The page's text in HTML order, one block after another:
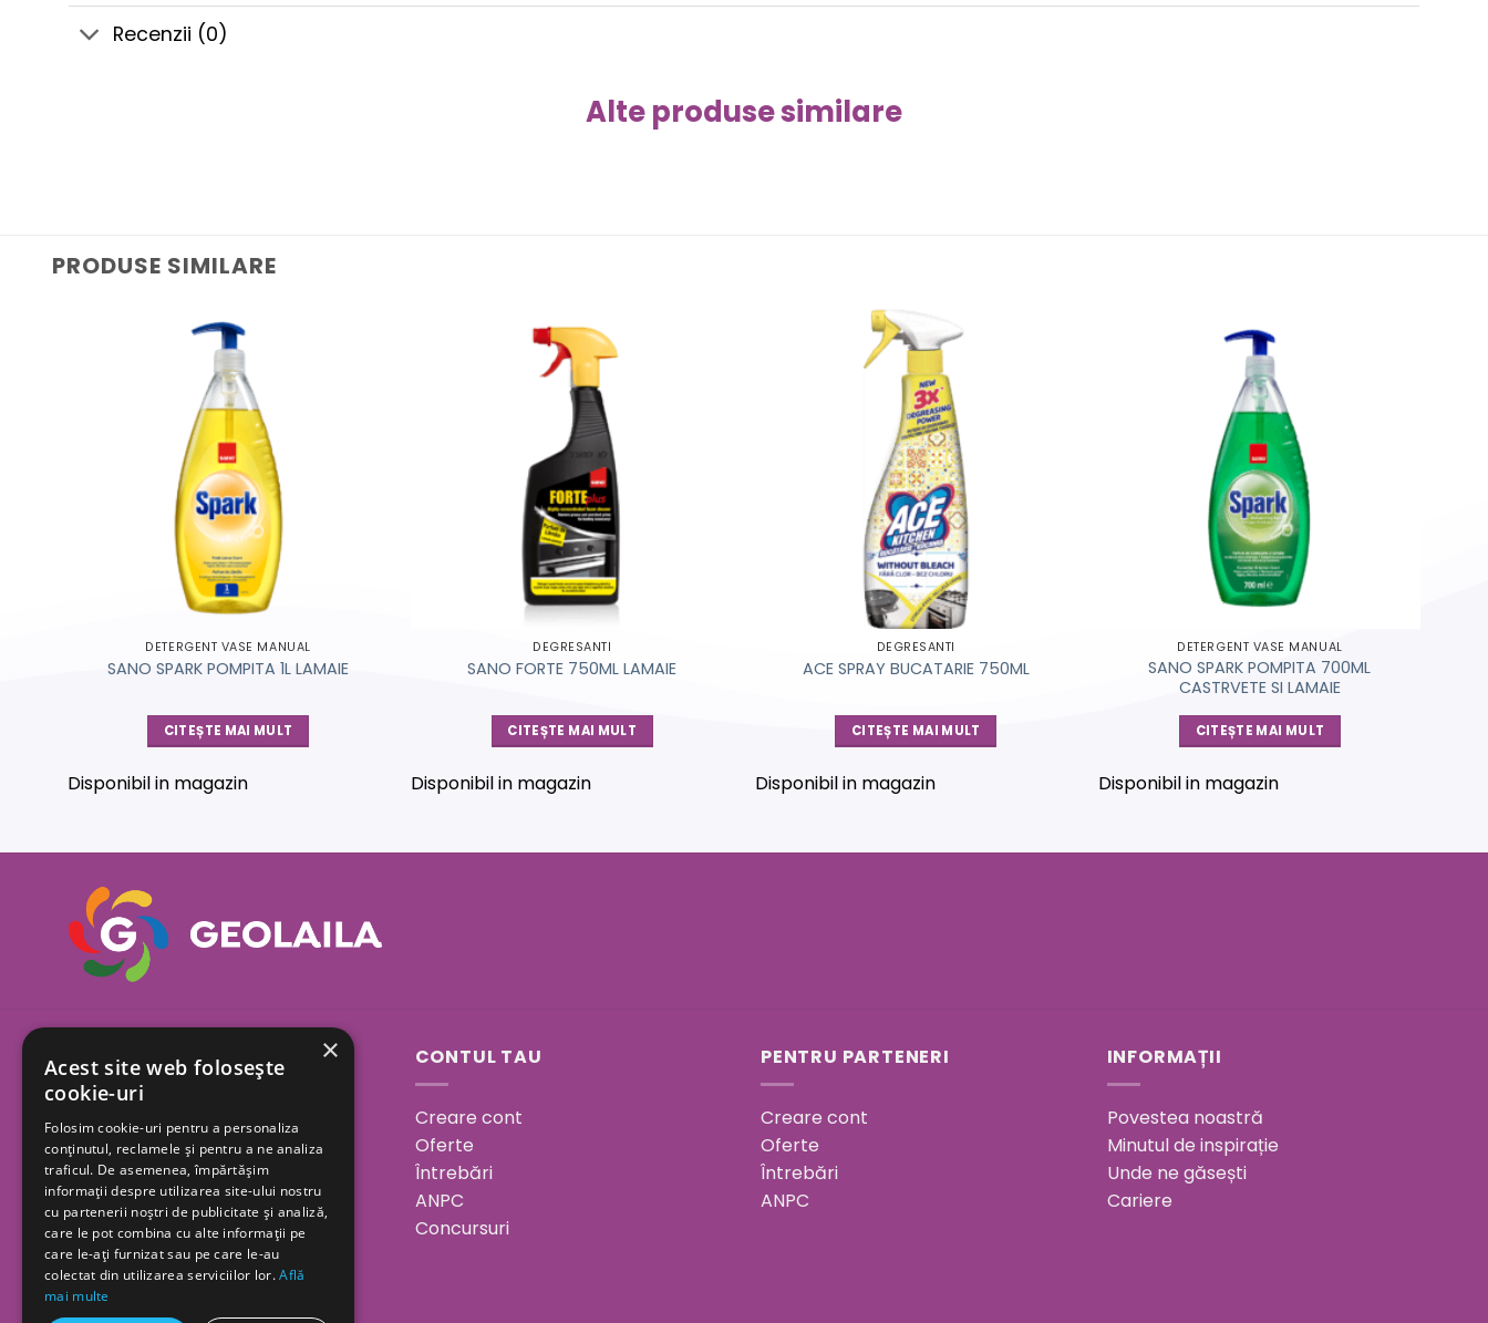
Recenzii (0)
Alte produse similare
PRODUSE SIMILARE
DETERGENT VASE MANUAL
SANO SPARK POMPITA 1L LAMAIE
CITEȘTE MAI MULT
Disponibil in magazin
DEGRESANTI
SANO FORTE 750ML LAMAIE
CITEȘTE MAI MULT
Disponibil in magazin
DEGRESANTI
ACE SPRAY BUCATARIE 750ML
CITEȘTE MAI MULT
Disponibil in magazin
DETERGENT VASE MANUAL
SANO SPARK POMPITA 700ML
CASTRVETE SI LAMAIE
CITEȘTE MAI MULT
Disponibil in magazin
Sos. Bucuresti - Urziceni
23A, Afumati, Ilfov
Program:
Luni - Vineri 08.00 - 18.00
Sâmbătă 08.00 - 15.00
Duminica închis
0730 094 173
CONTUL TAU
Creare cont
Oferte
Întrebări
ANPC
Concursuri
PENTRU PARTENERI
Creare cont
Oferte
Întrebări
ANPC
INFORMAȚII
Povestea noastră
Minutul de inspirație
Unde ne găsești
Cariere
×
Acest site web folosește
cookie-uri
Folosim cookie-uri pentru a personaliza
conținutul, reclamele și pentru a ne analiza
traficul. De asemenea, împărtășim
informații despre utilizarea site-ului nostru
cu partenerii noștri de publicitate și analiză,
care le pot combina cu alte informații pe
care le-ați furnizat sau pe care le-au
colectat din utilizarea serviciilor lor.Află
mai multe